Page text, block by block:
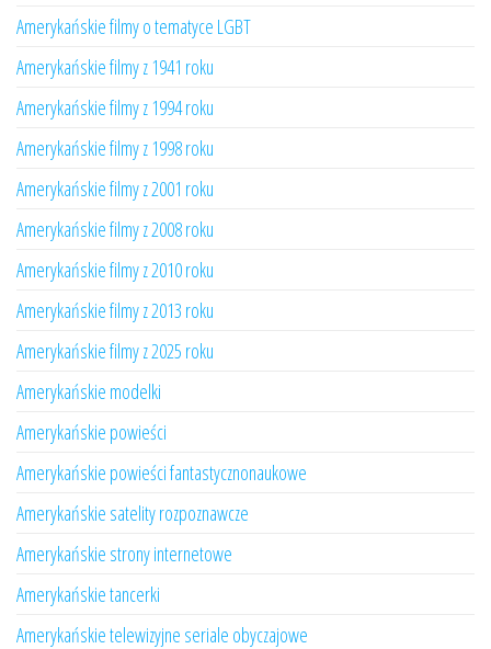
Amerykańskie filmy o tematyce LGBT
Amerykańskie filmy z 1941 roku
Amerykańskie filmy z 1994 roku
Amerykańskie filmy z 1998 roku
Amerykańskie filmy z 2001 roku
Amerykańskie filmy z 2008 roku
Amerykańskie filmy z 2010 roku
Amerykańskie filmy z 2013 roku
Amerykańskie filmy z 2025 roku
Amerykańskie modelki
Amerykańskie powieści
Amerykańskie powieści fantastycznonaukowe
Amerykańskie satelity rozpoznawcze
Amerykańskie strony internetowe
Amerykańskie tancerki
Amerykańskie telewizyjne seriale obyczajowe